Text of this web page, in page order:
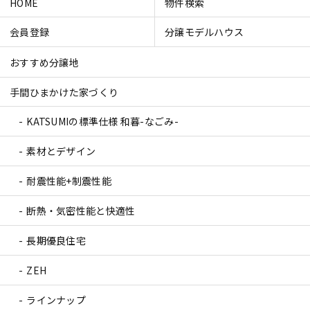
会員登録 分譲モデルハウス
おすすめ分譲地
手間ひまかけた家づくり
KATSUMIの標準仕様 和暮-なごみ-
素材とデザイン
耐震性能+制震性能
断熱・気密性能と快適性
長期優良住宅
ZEH
ラインナップ